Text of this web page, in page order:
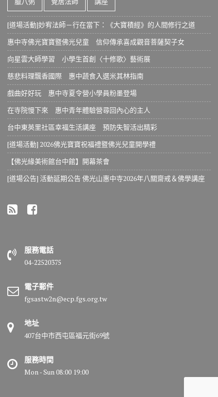
[道場活動]妙宥法師－行在當下：《大寶積經》的人間修行之道
惠中寺佛光寶寶暨佛光兒童 信仰傳承喜成觀音菩薩契子女
向星雲大師學習 小學生首創〈十修歌〉藝術展
慈悲料理飄香國際 惠中蔬食入選米其林指南
戲曲好好玩 惠中寺夏令營小學員粉墨登場
在寺院慢下來 惠中青年體驗營尋回內心的主人
台中東英里社區幸福生活講座 預防失智活出精彩
[道場活動] 2026佛光寶寶祝福禮暨佛光兒童開學禮
【佛光緣美術館台中館】開幕茶會
[道場公告] 活動延期公告 佛光山惠中寺2026年八關齋戒＆佛學講座
服務電話
04-22520375
電子郵件
fgsastw2n@ecp.fgs.org.tw
地址
407台中市西屯區福元街69號
服務時間
Mon - Sun 08:00 19:00